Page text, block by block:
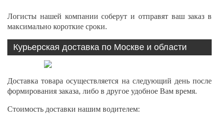
Логисты нашей компании соберут и отправят ваш заказ в
максимально короткие сроки.
Курьерская доставка по Москве и области
Доставка товара осуществляется на следующий день после
формирования заказа, либо в другое удобное Вам время.
Стоимость доставки нашим водителем: